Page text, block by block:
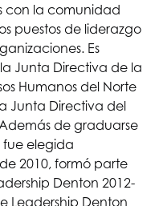
con la comunidad
puestos de liderazgo
Es
Junta Directiva de la
Humanos del Norte
Junta Directiva del
de graduarse
fue elegida
2010, formó parte
Denton 2012-
Leadership Denton